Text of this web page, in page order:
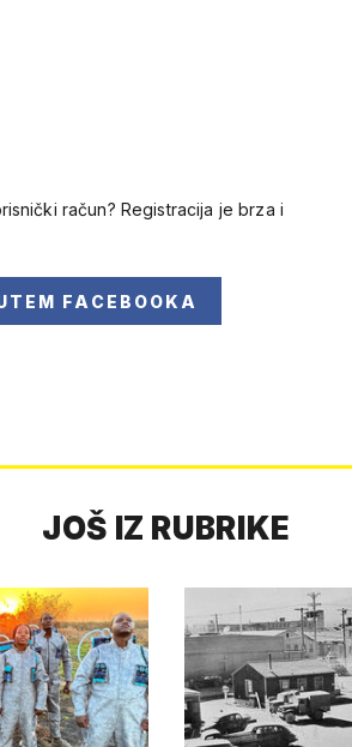
račun? Registracija je brza i
FACEBOOKA
JOŠ IZ RUBRIKE